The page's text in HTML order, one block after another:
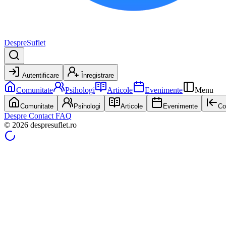
DespreSuflet
Autentificare Înregistrare
Comunitate Psihologi Articole Evenimente Menu
Comunitate Psihologi Articole Evenimente
Despre Contact FAQ
© 2026 despresuflet.ro